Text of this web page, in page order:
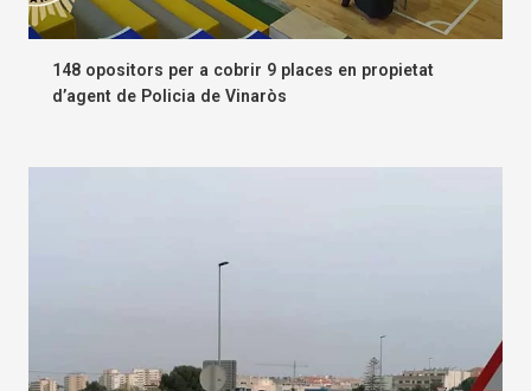
148 opositors per a cobrir 9 places en propietat
d’agent de Policia de Vinaròs